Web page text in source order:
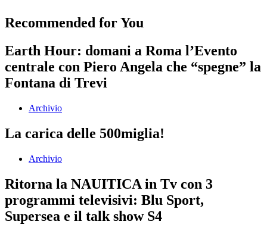
Recommended for You
Earth Hour: domani a Roma l’Evento
centrale con Piero Angela che “spegne” la
Fontana di Trevi
Archivio
La carica delle 500miglia!
Archivio
Ritorna la NAUITICA in Tv con 3
programmi televisivi: Blu Sport,
Supersea e il talk show S4